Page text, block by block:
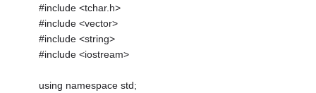
#include <tchar.h>
#include <vector>
#include <string>
#include <iostream>
using namespace std;